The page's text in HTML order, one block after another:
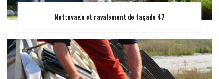
Nettoyage et ravalement de façade 47